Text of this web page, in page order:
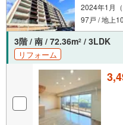
2024年1月（
97戸 / 地上
3階 / 南 / 72.36m2 / 3LDK
リフォーム